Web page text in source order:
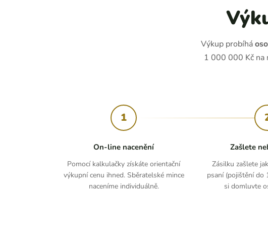
Výkup probíhá
1 000 000 Kč na
1
On-line nacenění
Pomocí kalkulačky získáte orientační
výkupní cenu ihned. Sběratelské mince
naceníme individuálně.
Zašlete
Zásilku zašlete
psaní (pojištění do
si domluvte